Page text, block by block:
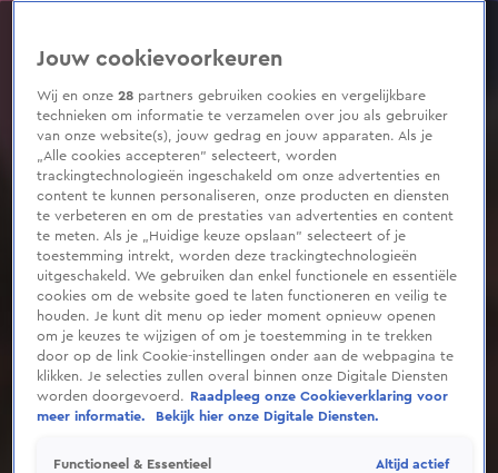
0
Jouw cookievoorkeuren
Wij en onze28 partners gebruiken cookies en vergelijkbare
technieken om informatie te verzamelen over jou als gebruiker
van onze website(s), jouw gedrag en jouw apparaten. Als je
„Alle cookies accepteren” selecteert, worden
trackingtechnologieën ingeschakeld om onze advertenties en
content te kunnen personaliseren, onze producten en diensten
te verbeteren en om de prestaties van advertenties en content
te meten. Als je „Huidige keuze opslaan” selecteert of je
toestemming intrekt, worden deze trackingtechnologieën
uitgeschakeld. We gebruiken dan enkel functionele en essentiële
cookies om de website goed te laten functioneren en veilig te
houden. Je kunt dit menu op ieder moment opnieuw openen
om je keuzes te wijzigen of om je toestemming in te trekken
door op de link Cookie-instellingen onder aan de webpagina te
klikken. Je selecties zullen overal binnen onze Digitale Diensten
worden doorgevoerd.
Raadpleeg onze Cookieverklaring voor
meer informatie.
Bekijk hier onze Digitale Diensten.
Functioneel & Essentieel Altijd actief